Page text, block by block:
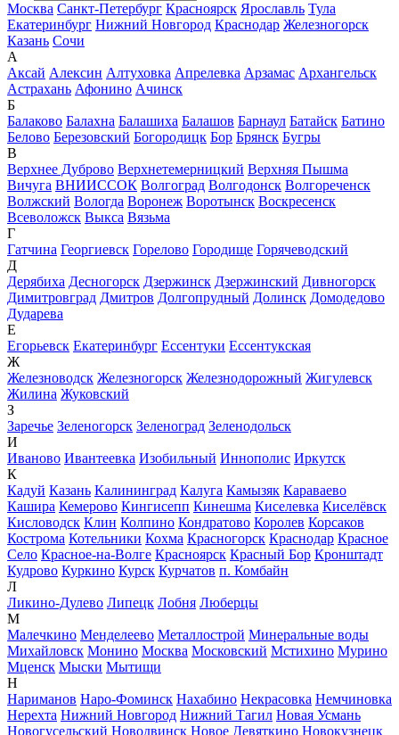
Москва Санкт-Петербург Красноярск Ярославль Тула
Екатеринбург Нижний Новгород Краснодар Железногорск
Казань Сочи
А
Аксай Алексин Алтуховка Апрелевка Арзамас Архангельск
Астрахань Афонино Ачинск
Б
Балаково Балахна Балашиха Балашов Барнаул Батайск Батино
Белово Березовский Богородицк Бор Брянск Бугры
В
Верхнее Дуброво Верхнетемерницкий Верхняя Пышма
Вичуга ВНИИССОК Волгоград Волгодонск Волгореченск
Волжский Вологда Воронеж Воротынск Воскресенск
Всеволожск Выкса Вязьма
Г
Гатчина Георгиевск Горелово Городище Горячеводский
Д
Дерябиха Десногорск Дзержинск Дзержинский Дивногорск
Димитровград Дмитров Долгопрудный Долинск Домодедово
Дударева
Е
Егорьевск Екатеринбург Ессентуки Ессентукская
Ж
Железноводск Железногорск Железнодорожный Жигулевск
Жилина Жуковский
З
Заречье Зеленогорск Зеленоград Зеленодольск
И
Иваново Ивантеевка Изобильный Иннополис Иркутск
К
Кадуй Казань Калининград Калуга Камызяк Караваево
Кашира Кемерово Кингисепп Кинешма Киселевка Киселёвск
Кисловодск Клин Колпино Кондратово Королев Корсаков
Кострома Котельники Кохма Красногорск Краснодар Красное
Село Красное-на-Волге Красноярск Красный Бор Кронштадт
Кудрово Куркино Курск Курчатов п. Комбайн
Л
Ликино-Дулево Липецк Лобня Люберцы
М
Малечкино Менделеево Металлострой Минеральные воды
Михайловск Монино Москва Московский Мстихино Мурино
Мценск Мыски Мытищи
Н
Нариманов Наро-Фоминск Нахабино Некрасовка Немчиновка
Нерехта Нижний Новгород Нижний Тагил Новая Усмань
Новогусельский Новодвинск Новое Девяткино Новокузнецк